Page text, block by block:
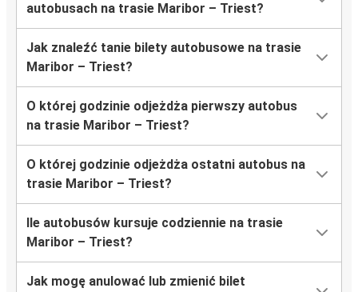
autobusach na trasie Maribor – Triest?
Jak znaleźć tanie bilety autobusowe na trasie
Maribor – Triest?
O której godzinie odjeżdża pierwszy autobus
na trasie Maribor – Triest?
O której godzinie odjeżdża ostatni autobus na
trasie Maribor – Triest?
Ile autobusów kursuje codziennie na trasie
Maribor – Triest?
Jak mogę anulować lub zmienić bilet